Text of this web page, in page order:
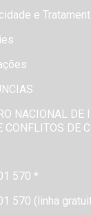
e
NACIONAL DE
CONFLITOS DE
570 *
570 (linha